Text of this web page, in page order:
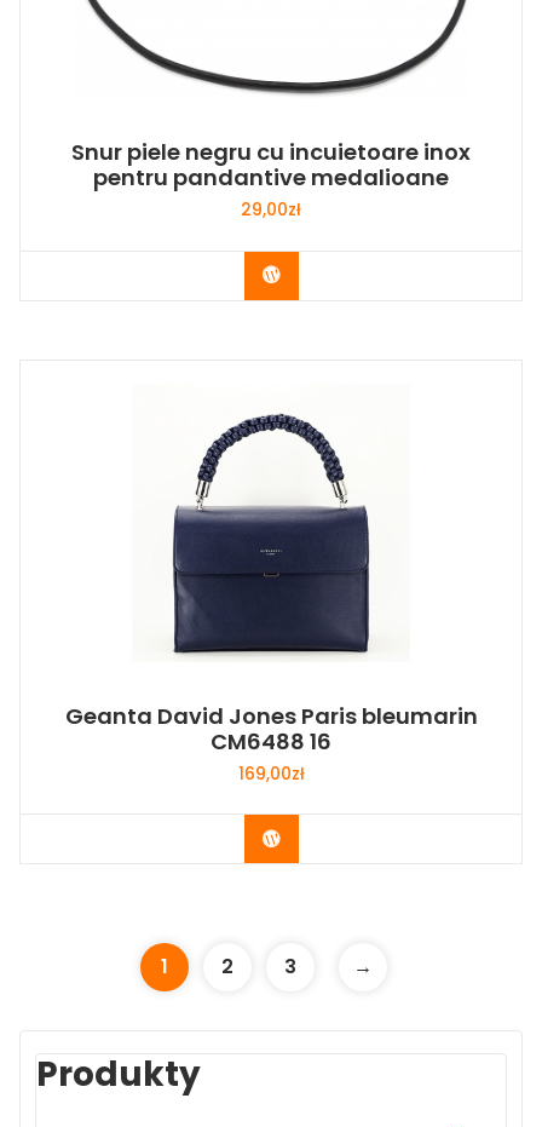
Snur piele negru cu incuietoare inox
pentru pandantive medalioane
29,00zł
Buy Now
Geanta David Jones Paris bleumarin
CM6488 16
169,00zł
Buy Now
1 2 3 →
Produkty